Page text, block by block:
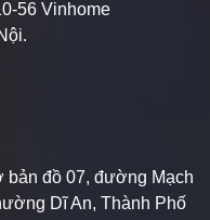
56 Vinhome
đồ 07, đường Mạch